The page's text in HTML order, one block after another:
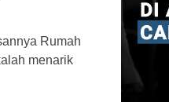
Rumah
menarik